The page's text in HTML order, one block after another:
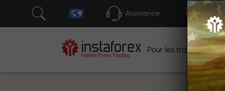
Assistance
Pour les traders